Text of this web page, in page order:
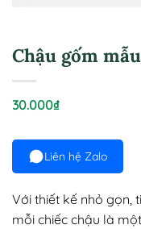
Chậu gốm
30.000₫
Liên hệ Zalo
Với thiết kế nhỏ gọn,
mỗi chiếc chậu là